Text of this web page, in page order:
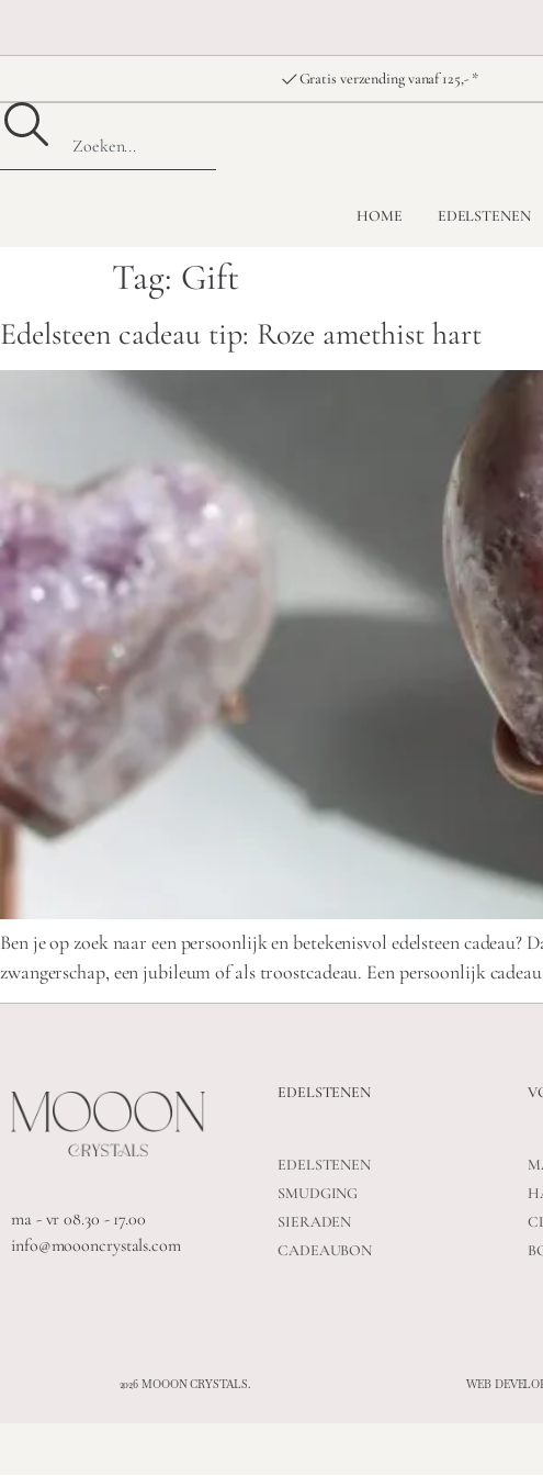
Gratis verzending vanaf 125,- *
HOME EDELSTENEN
Tag: Gift
Edelsteen cadeau tip: Roze amethist hart
Ben je op zoek naar een persoonlijk en betekenisvol edelsteen
zwangerschap, een jubileum of als troostcadeau. Een persoonlijk
ma - vr 08.30 - 17.00
info@moooncrystals.com
EDELSTENEN
EDELSTENEN
SMUDGING
SIERADEN
CADEAUBON
2026 MOOON CRYSTALS. WEB